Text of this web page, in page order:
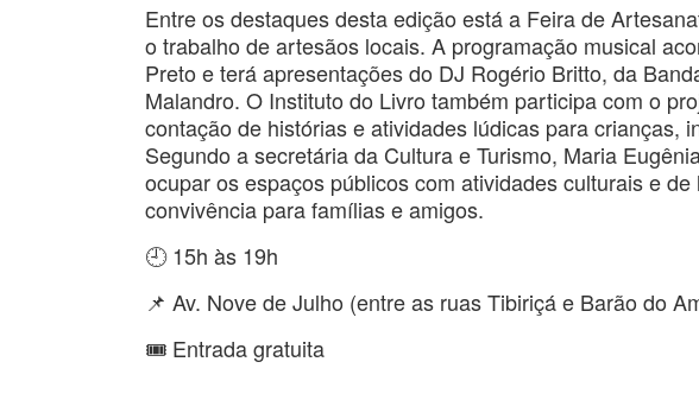
Entre os destaques desta edição está a Feira de
o trabalho de artesãos locais. A programação musical
Preto e terá apresentações do DJ Rogério Britto, da
Malandro. O Instituto do Livro também participa com o
contação de histórias e atividades lúdicas para crianças,
Segundo a secretária da Cultura e Turismo, Maria
ocupar os espaços públicos com atividades culturais e
convivência para famílias e amigos.
🕘 15h às 19h
📌 Av. Nove de Julho (entre as ruas Tibiriçá e Barão do
🎟️ Entrada gratuita